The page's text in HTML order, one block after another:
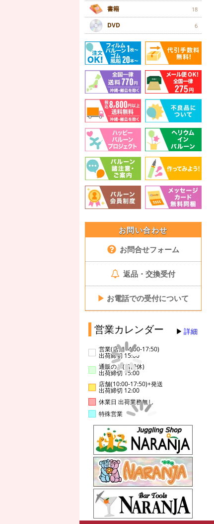
書籍 18
DVD 6
お問い合わせ
お問合せフォーム
返品・交換受付
▶ お電話での受付について
営業カレンダー 詳細
営業(店舗14:00-17:50)
出荷締切 15:00
通販のみ(店舗休)
出荷締切 15:00
店舗(10:00-17:50)+発送
出荷締切 12:00
休業日 出荷業務無し
特殊営業